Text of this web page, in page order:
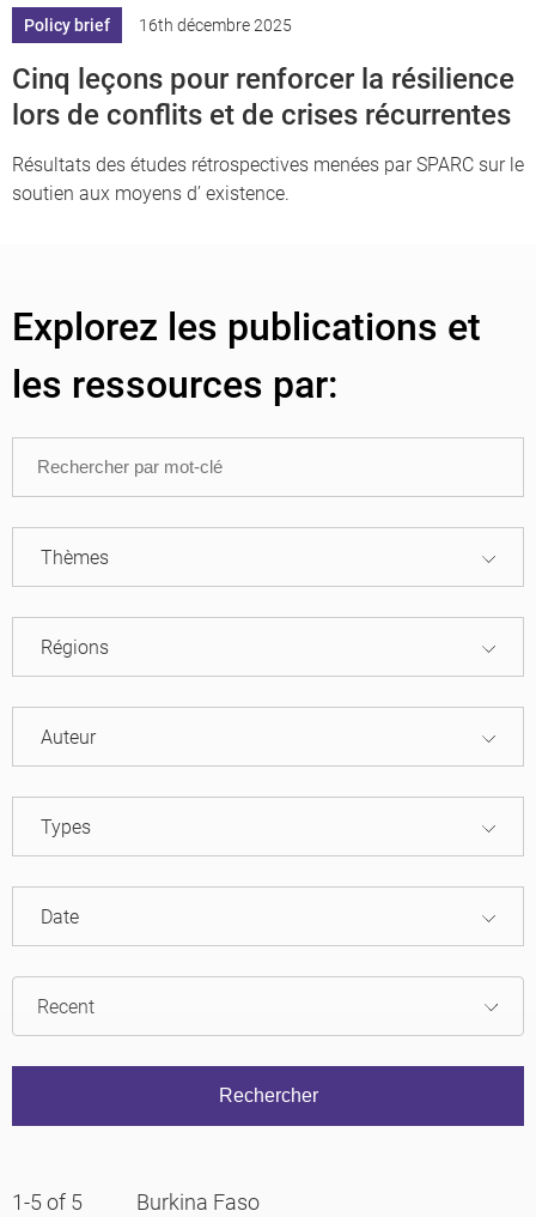
Policy brief 16th décembre 2025
Cinq leçons pour renforcer la résilience
lors de conflits et de crises récurrentes
Résultats des études rétrospectives menées par SPARC sur le
soutien aux moyens d’ existence.
Explorez les publications et
les ressources par:
Thèmes
Régions
Auteur
Types
Date
1-5 of 5 Burkina Faso